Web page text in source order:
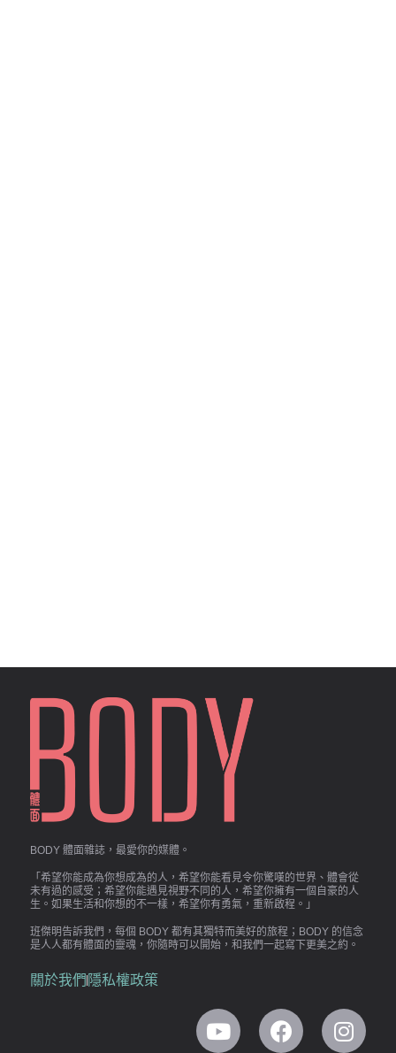
BODY 體面雜誌，最愛你的媒體。
「希望你能成為你想成為的人，希望你能看見令你驚嘆的世界、體會從
未有過的感受；希望你能遇見視野不同的人，希望你擁有一個自豪的人
生。如果生活和你想的不一樣，希望你有勇氣，重新啟程。」
班傑明告訴我們，每個 BODY 都有其獨特而美好的旅程；BODY 的信念
是人人都有體面的靈魂，你隨時可以開始，和我們一起寫下更美之約。
關於我們 隱私權政策